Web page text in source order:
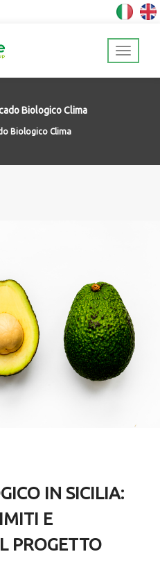
Biologico Clima
Biologico Clima
IN SICILIA:
E
PROGETTO